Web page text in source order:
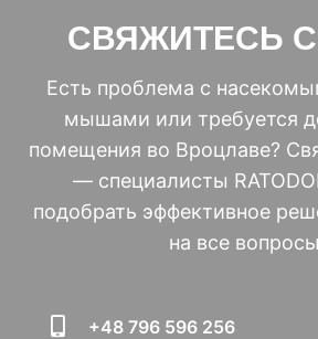
СВЯЖИТЕСЬ
Есть проблема с
мышами или требуется
помещения во Вроцлаве?
— специалисты
подобрать эффективное
на все
+48 796 596 256